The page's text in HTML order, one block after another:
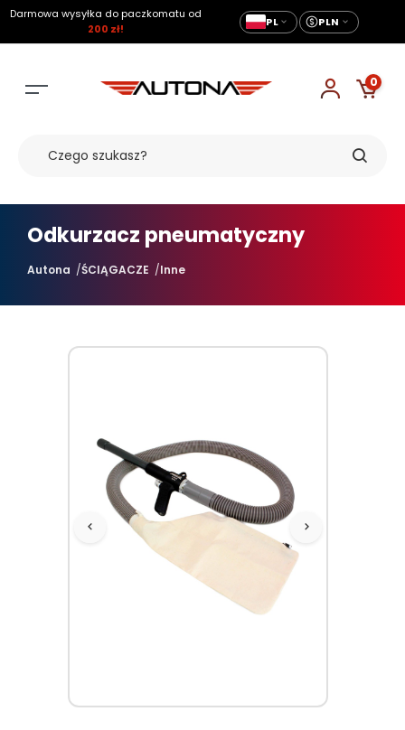
Darmowa wysyłka do paczkomatu od
200 zł!
PL PLN
0
Odkurzacz pneumatyczny
Autona ŚCIĄGACZE Inne